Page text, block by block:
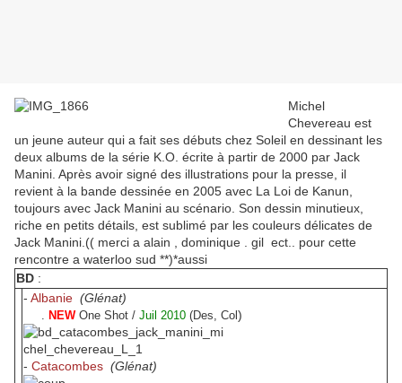
Michel
Chevereau est
un jeune auteur qui a fait ses débuts chez Soleil en dessinant les
deux albums de la série K.O. écrite à partir de 2000 par Jack
Manini. Après avoir signé des illustrations pour la presse, il
revient à la bande dessinée en 2005 avec La Loi de Kanun,
toujours avec Jack Manini au scénario. Son dessin minutieux,
riche en petits détails, est sublimé par les couleurs délicates de
Jack Manini.(( merci a alain , dominique . gil ect.. pour cette
rencontre a waterloo sud **)*aussi
BD :
- Albanie (Glénat)
. NEW One Shot / Juil 2010 (Des, Col )
- Catacombes (Glénat)